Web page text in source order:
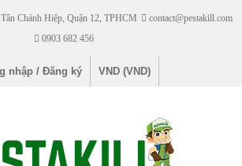
Chánh Hiệp, Quận 12, TPHCM
contact@pestakill.com
0903 682 456
nhập / Đăng ký VND (VND)